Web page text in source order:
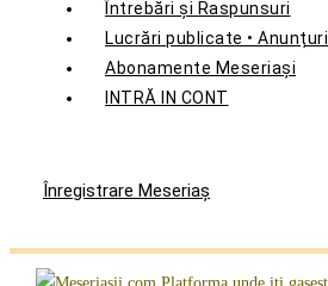
Întrebări și Raspunsuri
Lucrări publicate • Anunțuri
Abonamente Meseriași
INTRĂ IN CONT
Înregistrare Meseriaş